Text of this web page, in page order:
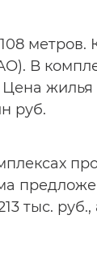
метров.
В
жилья
руб.
тыс. руб.,